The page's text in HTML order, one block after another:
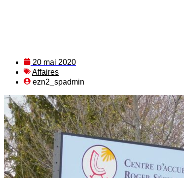
20 mai 2020
Affaires
ezn2_spadmin